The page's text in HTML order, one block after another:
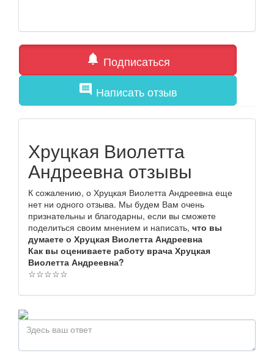
notifications Подписаться
comment Написать отзыв
Хруцкая Виолетта
Андреевна отзывы
К сожалению, о Хруцкая Виолетта Андреевна еще
нет ни одного отзыва. Мы будем Вам очень
признательны и благодарны, если вы сможете
поделиться своим мнением и написать, что вы
думаете о Хруцкая Виолетта Андреевна
Как вы оцениваете работу врача Хруцкая
Виолетта Андреевна?
☆☆☆☆☆